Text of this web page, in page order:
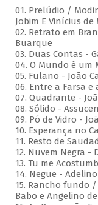
01. Prelúdio /
Jobim E Vinícius de
02. Retrato em
Buarque
03. Duas Contas -
04. O Mundo é um
05. Fulano - João
06. Entre a Farsa e
07. Quadrante -
08. Sólido -
09. Pó de Vidro -
10. Esperança no
11. Resto de
12. Nuvem Negra -
13. Tu me
14. Negue -
15. Rancho fundo
Babo e Angelino